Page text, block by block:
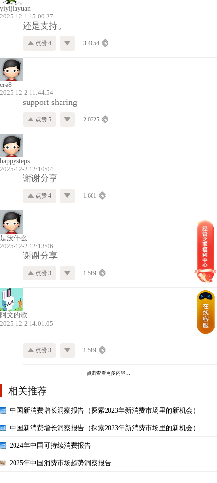
yiyijiayuan
2025-12-1 15:00:27
还是支持。
点赞 4 3.4054
cre8
2025-12-2 11:44:54
support sharing
点赞 5 2.0225
happysteps
2025-12-2 12:10:04
谢谢分享
点赞 4 1.661
是没什么
2025-12-2 12:13:06
谢谢分享
点赞 3 1.589
阿文的歌
2025-12-2 14:01:05
点赞 3 1.589
点击查看更多内容…
相关推荐
中国新消费增长洞察报告（探索2023年新消费市场里的新机会）
中国新消费增长洞察报告（探索2023年新消费市场里的新机会）
2024年中国可持续消费报告
2025年中国消费市场趋势洞察报告